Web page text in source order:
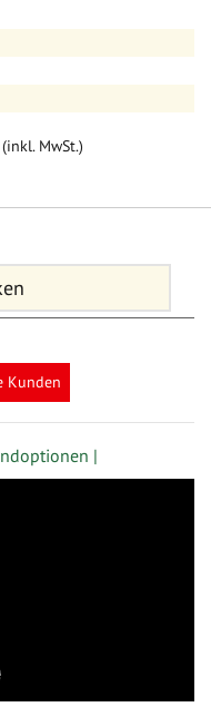
MwSt.)
Kunden
|